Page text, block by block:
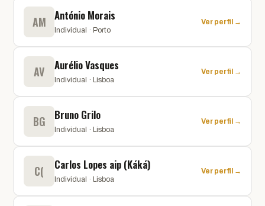
AM António Morais
Individual · Porto
Ver perfil →
AV Aurélio Vasques
Individual · Lisboa
Ver perfil →
BG Bruno Grilo
Individual · Lisboa
Ver perfil →
C( Carlos Lopes aip (Káká)
Individual · Lisboa
Ver perfil →